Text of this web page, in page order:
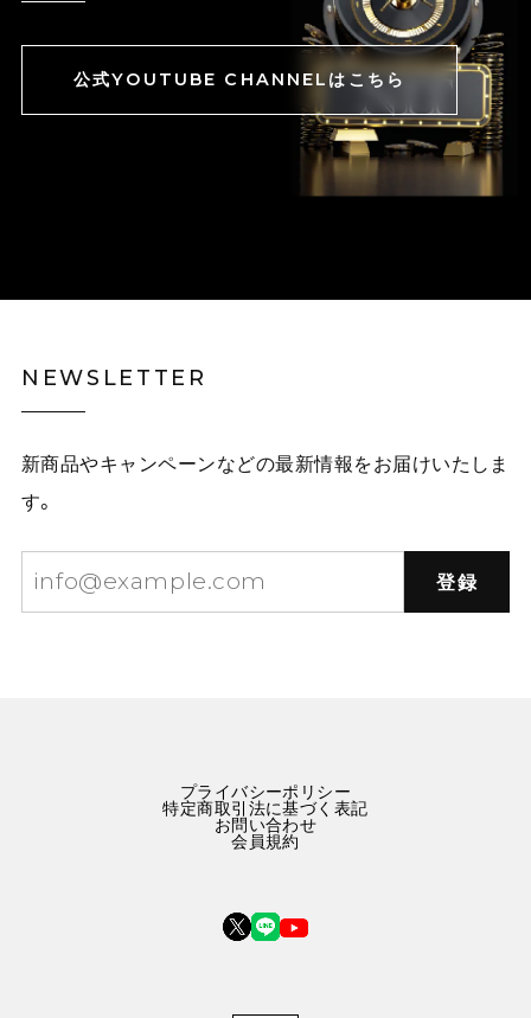
公式YOUTUBE CHANNELはこちら
NEWSLETTER
新商品やキャンペーンなどの最新情報をお届けいたしま
す。
登録
プライバシーポリシー
特定商取引法に基づく表記
お問い合わせ
会員規約